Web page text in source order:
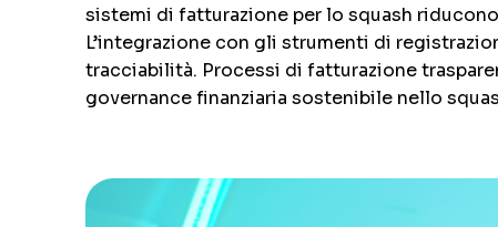
sistemi di fatturazione per lo squash
L’integrazione con gli strumenti di
tracciabilità. Processi di fatturazione
governance finanziaria sostenibile nello